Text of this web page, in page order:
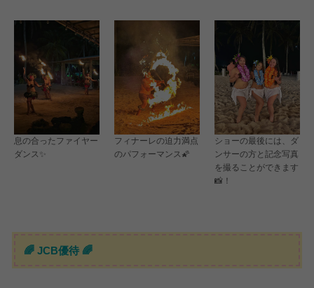
息の合ったファイヤー
ダンス✨
フィナーレの迫力満点
のパフォーマンス🌠
ショーの最後には、ダ
ンサーの方と記念写真
を撮ることができます
📸！
🌈 JCB優待 🌈